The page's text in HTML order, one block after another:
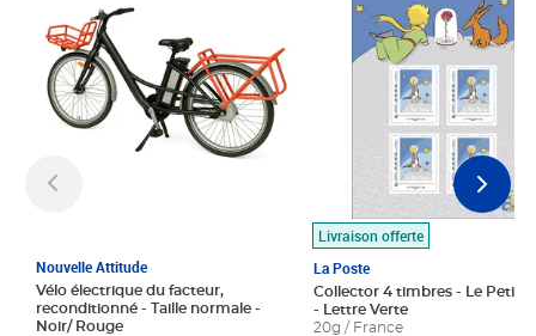
Nouvelle Attitude
Vélo électrique du facteur,
reconditionné - Taille normale -
Noir/ Rouge
Livraison offerte
La Poste
Collector 4 timbres - Le Petit
- Lettre Verte
20g / France